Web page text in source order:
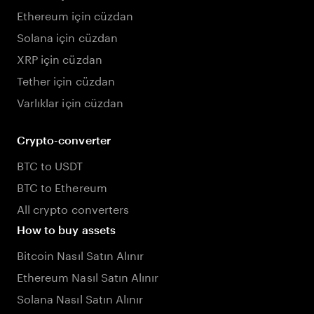
Ethereum için cüzdan
Solana için cüzdan
XRP için cüzdan
Tether için cüzdan
Varlıklar için cüzdan
Crypto-converter
BTC to USDT
BTC to Ethereum
All crypto converters
How to buy assets
Bitcoin Nasıl Satın Alınır
Ethereum Nasıl Satın Alınır
Solana Nasıl Satın Alınır